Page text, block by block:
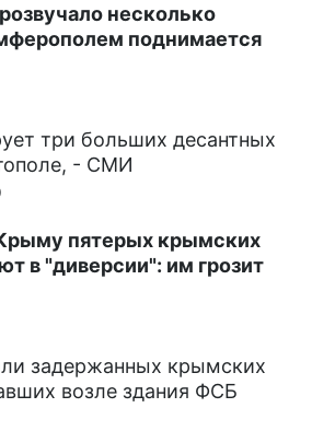
несколько
поднимается
три больших десантных
- СМИ
пятерых крымских
в "диверсии": им грозит
задержанных крымских
возле здания ФСБ